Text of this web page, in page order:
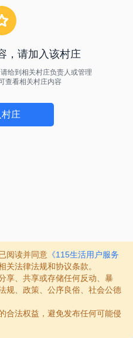
，请加入该村庄
给到相关村庄负责人或管理
查看相关村庄内容
庄
阅读并同意 《115生活用户服务
关法律法规和协议条款。
享、共享或存储任何反动、暴
规、政策、公序良俗、社会公德
合法权益，避免发布任何可能侵